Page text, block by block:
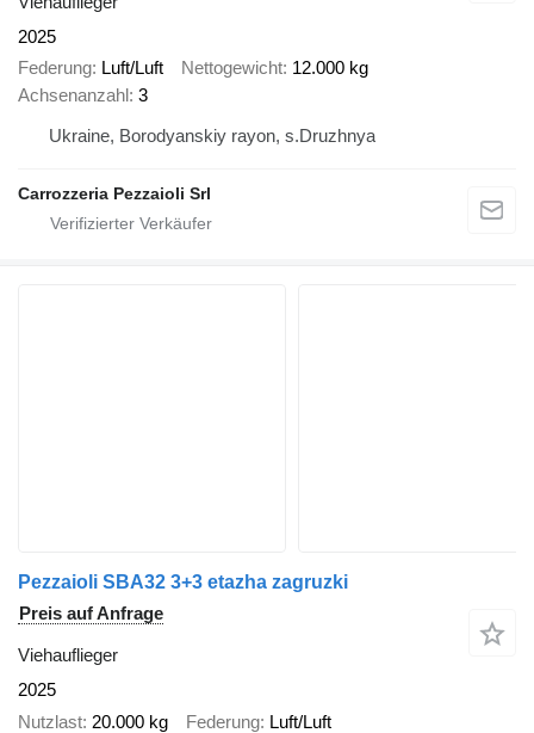
2025
Federung Luft/Luft Nettogewicht 12.000 kg
Achsenanzahl 3
Ukraine, Borodyanskiy rayon, s.Druzhnya
Carrozzeria Pezzaioli Srl
Pezzaioli SBA32 3+3 etazha zagruzki
Preis auf Anfrage
Viehauflieger
2025
Nutzlast 20.000 kg Federung Luft/Luft